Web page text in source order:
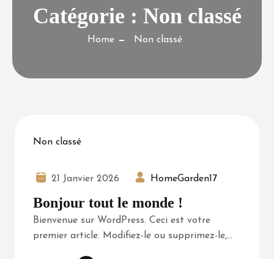
Catégorie : Non classé
Home Non classé
Non classé
21 Janvier 2026 HomeGarden17
Bonjour tout le monde !
Bienvenue sur WordPress. Ceci est votre
premier article. Modifiez-le ou supprimez-le,...